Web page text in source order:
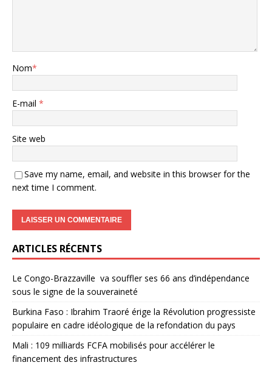
Nom*
E-mail *
Site web
Save my name, email, and website in this browser for the
next time I comment.
ARTICLES RÉCENTS
Le Congo-Brazzaville va souffler ses 66 ans d’indépendance
sous le signe de la souveraineté
Burkina Faso : Ibrahim Traoré érige la Révolution progressiste
populaire en cadre idéologique de la refondation du pays
Mali : 109 milliards FCFA mobilisés pour accélérer le
financement des infrastructures